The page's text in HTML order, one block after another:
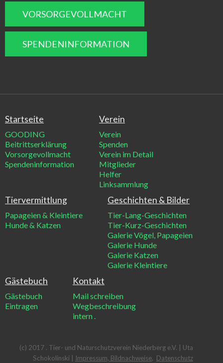
VORSORGEVOLLMACHT
SPENDENINFORMATION
Startseite
GOODING
Beitrittserklärung
Vorsorgevollmacht
Spendeninformation
Verein
Verein
Spenden
Verein im Detail
Mitglieder
Helfer
Linksammlung
Tiervermittlung
Papageien & Kleintiere
Hunde & Katzen
Geschichten & Bilder
Tier-Lang-Geschichten
Tier-Kurz-Geschichten
Galerie Vögel, Papageien
Galerie Hunde
Galerie Katzen
Galerie Kleintiere
Gästebuch
Gästebuch
Eintragen
Kontakt
Mail schreiben
Wegbeschreibung
intern .
(c) 2017 . Tier- und Naturschutzverein Niederberg e.V. | Uta
Schokolinski |
Impressum, Bildnachweise, Datenschutz